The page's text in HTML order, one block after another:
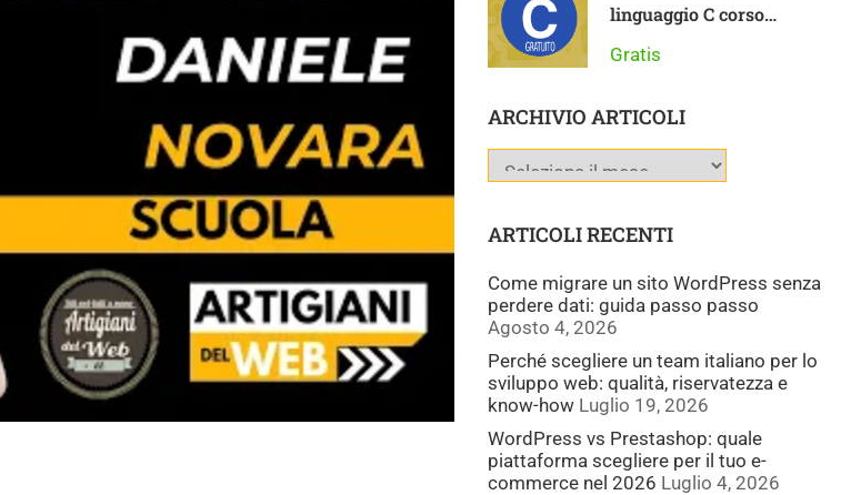
linguaggio C corso
gratuito
Gratis
ARCHIVIO ARTICOLI
ARTICOLI RECENTI
Come migrare un sito WordPress senza
perdere dati: guida passo passo
Agosto 4, 2026
Perché scegliere un team italiano per lo
sviluppo web: qualità, riservatezza e
know-how Luglio 19, 2026
WordPress vs Prestashop: quale
piattaforma scegliere per il tuo e-
commerce nel 2026 Luglio 4, 2026